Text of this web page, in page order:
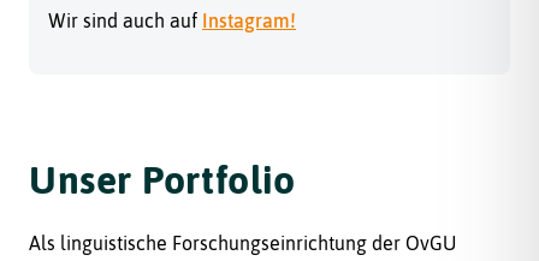
Wir sind auch auf Instagram!
Unser Portfolio
Als linguistische Forschungseinrichtung der OvGU